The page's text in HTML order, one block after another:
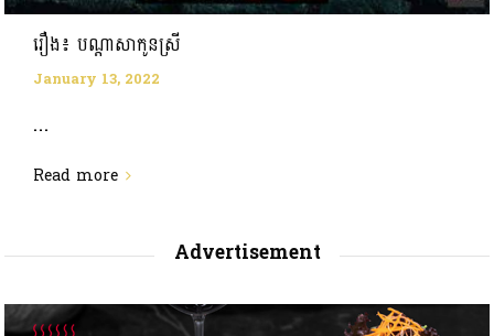
រឿង៖ បណ្តាសាកូនស្រី
January 13, 2022
...
Read more
Advertisement